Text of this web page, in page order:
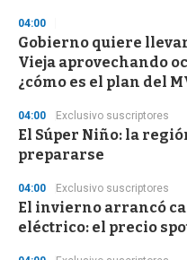
04:00
Gobierno quiere
Vieja aprovechando
¿cómo es el plan del
04:00 Exclusivo suscriptores
El Súper Niño: la
prepararse
04:00 Exclusivo suscriptores
El invierno arrancó
eléctrico: el precio